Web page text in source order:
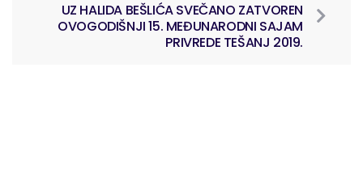
UZ HALIDA BEŠLIĆA SVEČANO ZATVOREN
OVOGODIŠNJI 15. MEĐUNARODNI SAJAM
PRIVREDE TEŠANJ 2019.